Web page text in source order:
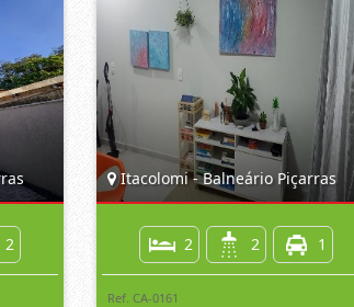
2
Itacolomi - Balneário Piçarras
2 2 1
Ref. CA-0161